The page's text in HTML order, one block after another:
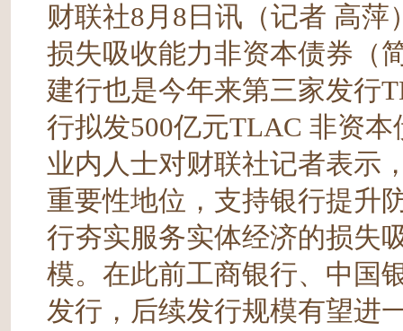
财联社8月8日讯（记者 高
损失吸收能力非资本债券（
建行也是今年来第三家发行
行拟发500亿元TLAC 非资
业内人士对财联社记者表示
重要性地位，支持银行提升
行夯实服务实体经济的损失
模。在此前工商银行、中国
发行，后续发行规模有望进